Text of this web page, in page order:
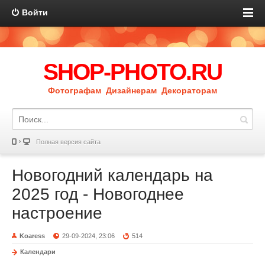
Войти
SHOP-PHOTO.RU
Фотографам Дизайнерам Декораторам
Полная версия сайта
Новогодний календарь на
2025 год - Новогоднее
настроение
Koaress 29-09-2024, 23:06 514
Календари